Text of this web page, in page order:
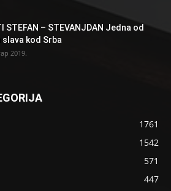
STEFAN – STEVANJDAN Jedna od
slava kod Srba
2019.
1761
1542
571
447